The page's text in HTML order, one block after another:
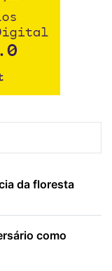
da floresta
como